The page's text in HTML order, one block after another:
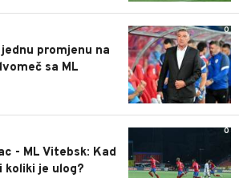
0
promjenu na
sa ML
0
- ML Vitebsk: Kad
koliki je ulog?